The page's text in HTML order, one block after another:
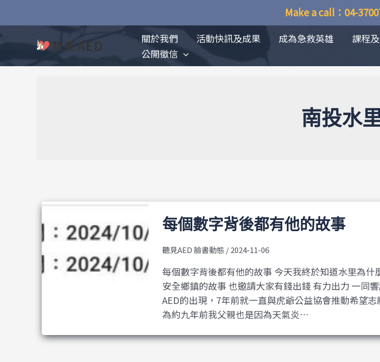
內
Make a call：04-
關於我們 活動快訊及成果 成為急救英雄 課程
公開徵信
南投水
每個數字背後都有他的故事
聽見AED 臉書動態 /2024-11-06
每個數字背後都有他的故事 今天我終於知道水里為什
安全鄉鎮的故事 也邀請大家有錢出錢 有力出力 一同
AED的出現，7年前就一直與虎爺公益協會推動希望
為約九年前我父親也是因為天氣炎…